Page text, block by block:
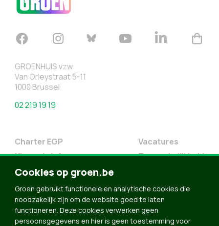
GROENHUIS vzw
Van Orleystraat 5-11
1000 Brussel
02 219 19 19
Charter EGP
Nieuwsbrief
Doe Mee
Contact
Groen in je buurt
Meldpunt
Vacatures
Toegankelijkheid
Cookies op groen.be
Groen gebruikt functionele en analytische cookies die
noodzakelijk zijn om de website goed te laten
functioneren. Deze cookies verwerken geen
persoonsgegevens en hier is geen toestemming voor